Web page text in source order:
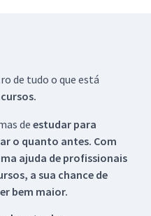
de tudo o que está
de estudar para
o quanto antes. Com
ajuda de profissionais
a sua chance de
bem maior.